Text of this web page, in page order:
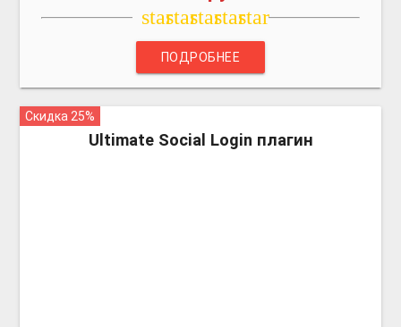
starstarstarstarstar
ПОДРОБНЕЕ
Скидка 25%
more_vert
Ultimate Social Login плагин